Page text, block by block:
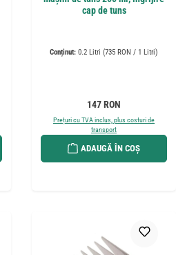
cap de tuns
Conținut: 0.2 Litri (735 RON / 1 Litri)
Preț obișnuit:
147 RON
Prețuri cu TVA inclus, plus costuri de
transport
ADAUGĂ ÎN COȘ